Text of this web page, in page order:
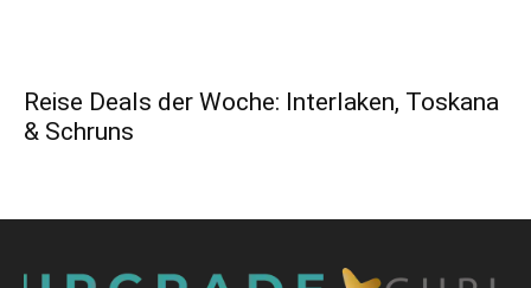
Reise Deals der Woche: Interlaken, Toskana
& Schruns